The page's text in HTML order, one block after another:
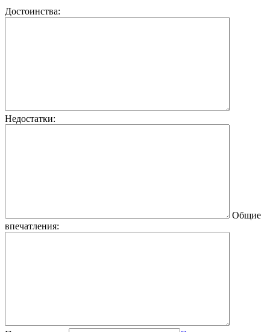
Достоинства:
Недостатки:
Общие
впечатления: